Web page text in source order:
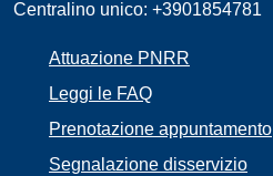
Centralino unico: +3901854781
Attuazione PNRR
Leggi le FAQ
Prenotazione appuntamento
Segnalazione disservizio